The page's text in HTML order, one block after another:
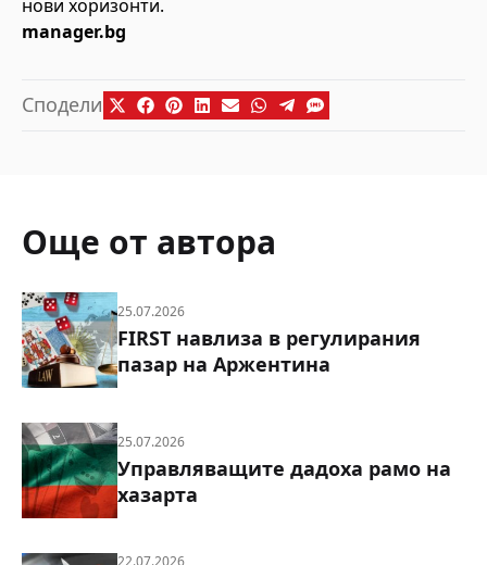
грижим за колектива си и винаги да откриваме
нови хоризонти.
Още от автора
FIRST навлиза в регулирания
25.07.2026
Управляващите дадоха рамо на